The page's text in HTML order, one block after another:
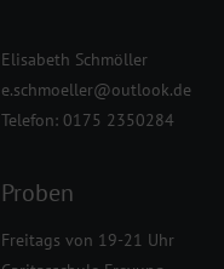
Elisabeth Schmöller
e.schmoeller@outlook.de
Telefon: 0175 2350284
Proben
Freitags von 19-21 Uhr